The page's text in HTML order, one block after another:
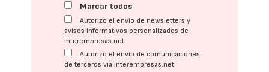
Marcar todos
Autorizo el envío de newsletters y
avisos informativos personalizados de
interempresas.net
Autorizo el envío de comunicaciones
de terceros vía interempresas.net